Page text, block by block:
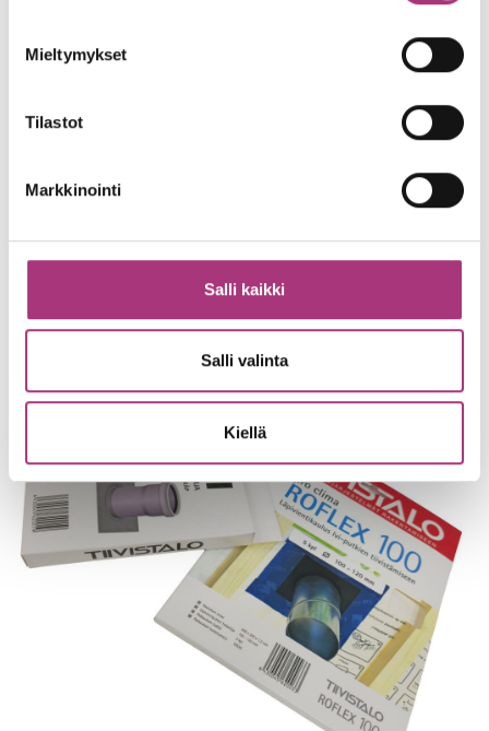
Mieltymykset
Tilastot
Markkinointi
Salli kaikki
Salli valinta
Kiellä